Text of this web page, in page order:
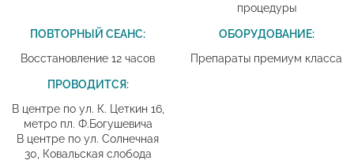
процедуры
ПОВТОРНЫЙ СЕАНС:
Восстановление 12 часов
ОБОРУДОВАНИЕ:
Препараты премиум класса
ПРОВОДИТСЯ:
В центре по ул. К. Цеткин 16,
метро пл. Ф.Богушевича
В центре по ул. Солнечная
30, Ковальская слобода